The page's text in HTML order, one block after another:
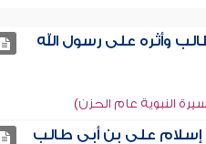
وأثره على رسول الله
النبوية عام الحزن)
علي بن أبي طالب